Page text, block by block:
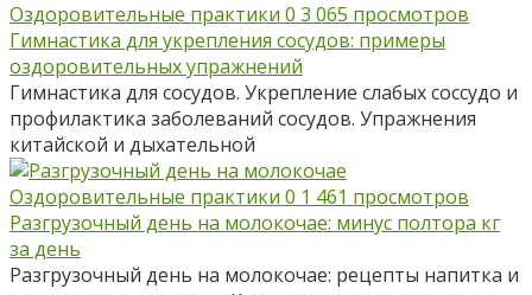
Оздоровительные практики 0 3 065 просмотров
Гимнастика для укрепления сосудов: примеры
оздоровительных упражнений
Гимнастика для сосудов. Укрепление слабых соссудо и
профилактика заболеваний сосудов. Упражнения
китайской и дыхательной
Оздоровительные практики 0 1 461 просмотров
Разгрузочный день на молокочае: минус полтора кг
за день
Разгрузочный день на молокочае: рецепты напитка и